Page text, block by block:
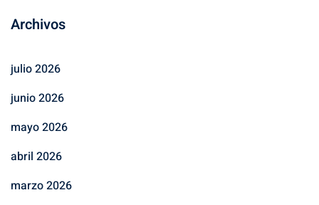
Archivos
julio 2026
junio 2026
mayo 2026
abril 2026
marzo 2026